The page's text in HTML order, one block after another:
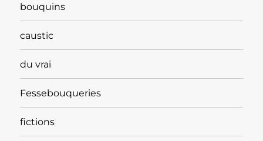
bouquins
caustic
du vrai
Fessebouqueries
fictions